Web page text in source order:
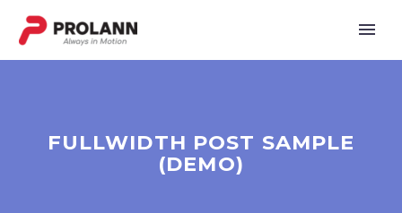
FULLWIDTH POST SAMPLE
(DEMO)